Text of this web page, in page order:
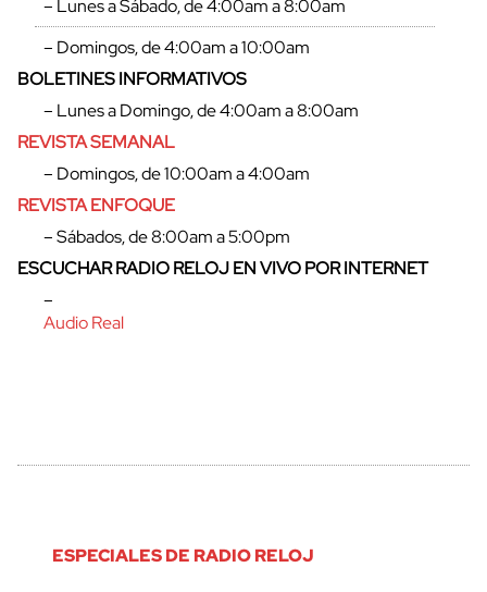
– Lunes a Sábado, de 4:00am a 8:00am
– Domingos, de 4:00am a 10:00am
BOLETINES INFORMATIVOS
– Lunes a Domingo, de 4:00am a 8:00am
REVISTA SEMANAL
– Domingos, de 10:00am a 4:00am
REVISTA ENFOQUE
– Sábados, de 8:00am a 5:00pm
ESCUCHAR RADIO RELOJ EN VIVO POR INTERNET
–
Audio Real
ESPECIALES DE RADIO RELOJ